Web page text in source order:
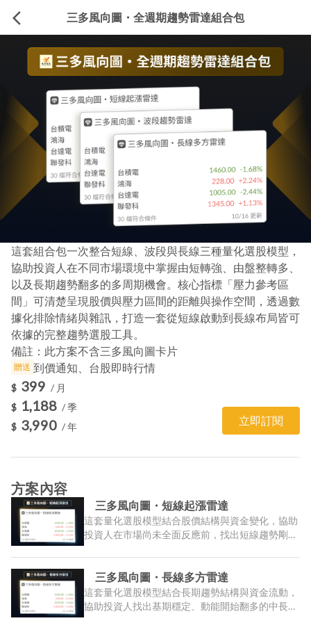
arrow_back_ios 三多風向圖・全週期趨勢雷達組合包
這套組合包一次整合短線、波段與長線三種量化選股模型，
協助投資人在不同市場環境中掌握由短轉強、由盤整轉多、
以及長期趨勢翻多的多周期機會。核心指標「壓力參考區
間」可清楚呈現股價與壓力區間的距離與操作空間，透過數
據化排除情緒與雜訊，打造一套從短線啟動到長線布局皆可
依據的完整趨勢選股工具。
備註： 此方案不含三多風向圖卡片
贈送 到價通知、台股即時行情
$ 399 / 月
$ 1,188 /季
$ 3,990 /年 立即訂閱
方案內容
三多風向圖・短線起漲雷達
這套量化選股模型結合股價結構與資金變化，協助
投資人在市場尚未全面反應前，找出短線趨勢剛啟
間，並以量化方式辨識被低估、具短線轉強潛力的
標的。透過數據化分析排除情緒與雜訊，讓短線操
作更有依據，也更貼近市場節奏。
三多風向圖・長線多方雷達
這套量化選股模型結合長期趨勢結構與資金流動，
協助投資人找出基期穩定、動能開始翻多的中長期